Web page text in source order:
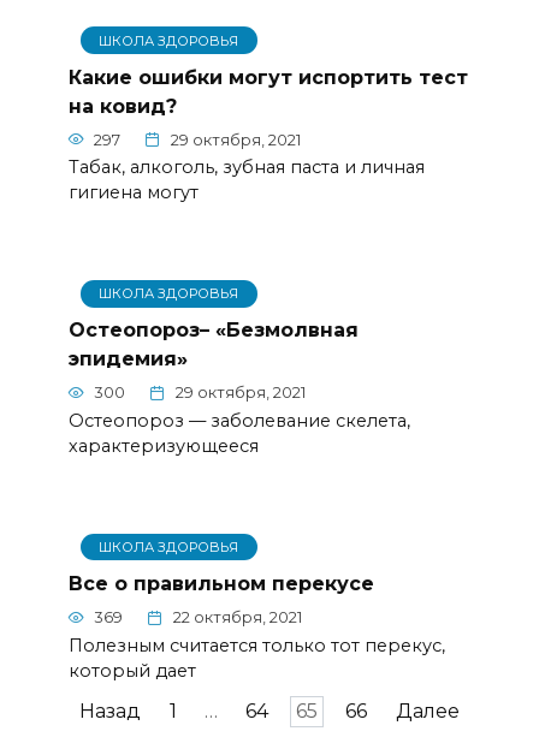
ШКОЛА ЗДОРОВЬЯ
Какие ошибки могут испортить тест
на ковид?
297 29 октября, 2021
Табак, алкоголь, зубная паста и личная
гигиена могут
ШКОЛА ЗДОРОВЬЯ
Остеопороз– «Безмолвная
эпидемия»
300 29 октября, 2021
Остеопороз — заболевание скелета,
характеризующееся
ШКОЛА ЗДОРОВЬЯ
Все о правильном перекусе
369 22 октября, 2021
Полезным считается только тот перекус,
который дает
Навигация
Назад 1 … 64 65 66 Далее